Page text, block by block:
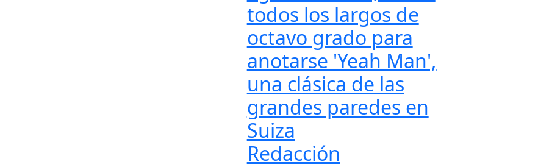
todos los largos de
octavo grado para
anotarse 'Yeah Man',
una clásica de las
grandes paredes en
Suiza
Redacción